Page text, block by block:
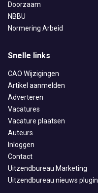
Doorzaam
NBBU
Normering Arbeid
Snelle links
CAO Wijzigingen
Artikel aanmelden
Adverteren
Vacatures
Vacature plaatsen
Auteurs
Inloggen
Contact
Uitzendbureau Marketing
Uitzendbureau nieuws plugin